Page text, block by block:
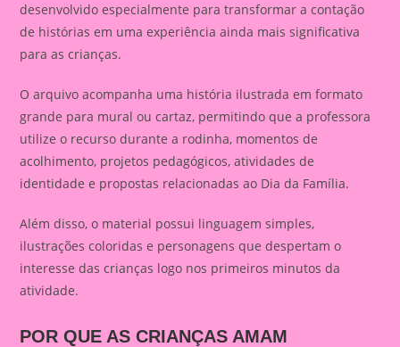
desenvolvido especialmente para transformar a contação
de histórias em uma experiência ainda mais significativa
para as crianças.
O arquivo acompanha uma história ilustrada em formato
grande para mural ou cartaz, permitindo que a professora
utilize o recurso durante a rodinha, momentos de
acolhimento, projetos pedagógicos, atividades de
identidade e propostas relacionadas ao Dia da Família.
Além disso, o material possui linguagem simples,
ilustrações coloridas e personagens que despertam o
interesse das crianças logo nos primeiros minutos da
atividade.
POR QUE AS CRIANÇAS AMAM